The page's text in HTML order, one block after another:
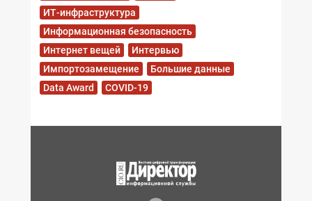
ИТ-инфраструктура
Информационная безопасность
Интернет вещей
Интервью
Импортозамещение
Большие данные
Data Award
COVID-19